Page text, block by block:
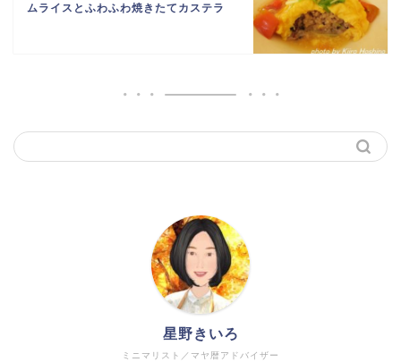
ムライスとふわふわ焼きたてカステラ
ミニマリスト／マヤ暦アドバイザー
星野きいろ